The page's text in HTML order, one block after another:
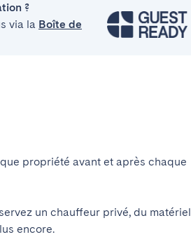
?
via la Boîte de
propriété avant et après chaque
un chauffeur privé, du matériel
encore.